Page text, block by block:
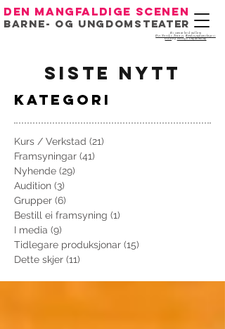
Eit samarbeid mellom
Det Norske Teatret ,Bondeungdomslaget i
OsloogNoregs Ungdomslag
Den mangfaldige scenen
Barne- og ungdomsteater
siste nytt
kategori
Kurs / Verkstad (21)
Framsyningar (41)
Nyhende (29)
Audition (3)
Grupper (6)
Bestill ei framsyning (1)
I media (9)
Tidlegare produksjonar (15)
Dette skjer (11)